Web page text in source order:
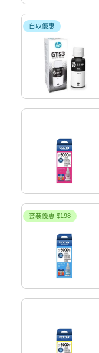
自取優惠
套裝優惠 $198